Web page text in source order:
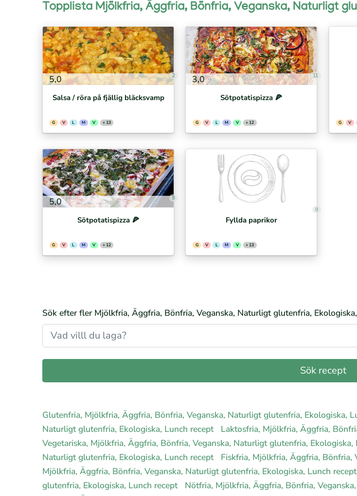
Topplista Mjölkfria, Äggfria, Bönfria, Veganska, Naturligt
5,0 2
Salsa / röra på fjällig bläcksvamp
G V L M V + 13
3,0 11
Sötpotatispizza 🍕⁣
G V L M V + 12 G V
5,0 8
Sötpotatispizza 🍕⁣
G V L M V + 12
0
Fyllda paprikor
G V L M V + 13
Sök efter fler Mjölkfria, Äggfria, Bönfria, Veganska, Naturligt glutenfria,
Glutenfria, Mjölkfria, Äggfria, Bönfria, Veganska, Naturligt glutenfria, Ekologiska,
Naturligt glutenfria, Ekologiska, Lunch recept
Laktosfria, Mjölkfria, Äggfria,
Vegetariska, Mjölkfria, Äggfria, Bönfria, Veganska, Naturligt glutenfria, Ekologiska,
Naturligt glutenfria, Ekologiska, Lunch recept
Fiskfria, Mjölkfria, Äggfria, Bönfria,
Mjölkfria, Äggfria, Bönfria, Veganska, Naturligt glutenfria, Ekologiska, Lunch recept
glutenfria, Ekologiska, Lunch recept
Nötfria, Mjölkfria, Äggfria, Bönfria,